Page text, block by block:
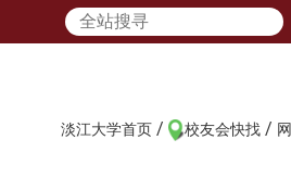
淡江大学首页 / 校友会快找 /